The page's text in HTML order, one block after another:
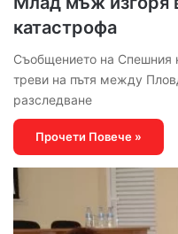
катастрофа
Съобщението на Спешния
треви на пътя между
разследване
Прочети Повече »